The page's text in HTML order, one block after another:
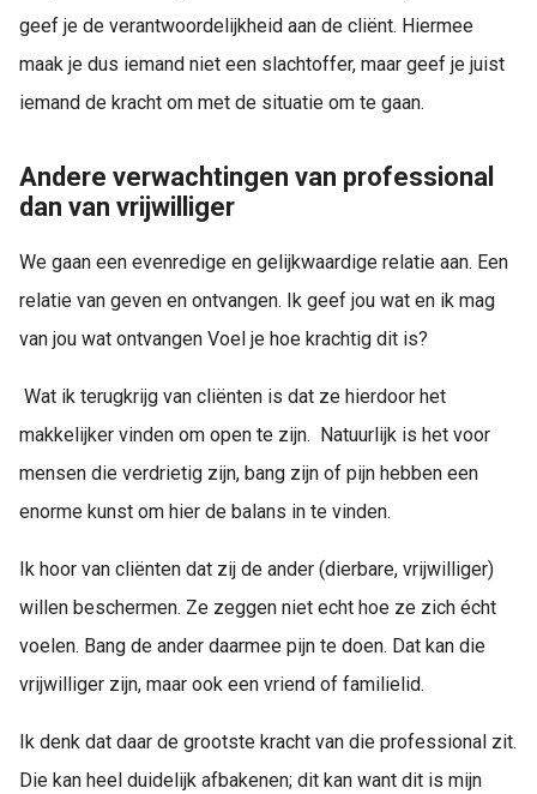
geef je de verantwoordelijkheid aan de cliënt. Hiermee
maak je dus iemand niet een slachtoffer, maar geef je juist
iemand de kracht om met de situatie om te gaan.
Andere verwachtingen van professional
dan van vrijwilliger
We gaan een evenredige en gelijkwaardige relatie aan. Een
relatie van geven en ontvangen. Ik geef jou wat en ik mag
van jou wat ontvangen Voel je hoe krachtig dit is?
Wat ik terugkrijg van cliënten is dat ze hierdoor het
makkelijker vinden om open te zijn. Natuurlijk is het voor
mensen die verdrietig zijn, bang zijn of pijn hebben een
enorme kunst om hier de balans in te vinden.
Ik hoor van cliënten dat zij de ander (dierbare, vrijwilliger)
willen beschermen. Ze zeggen niet echt hoe ze zich écht
voelen. Bang de ander daarmee pijn te doen. Dat kan die
vrijwilliger zijn, maar ook een vriend of familielid.
Ik denk dat daar de grootste kracht van die professional zit.
Die kan heel duidelijk afbakenen; dit kan want dit is mijn